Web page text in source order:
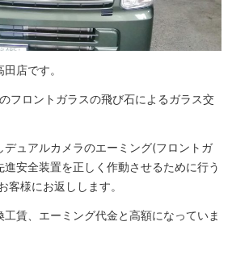
店です。
フロントガラスの飛び石によるガラス交
デュアルカメラのエーミング(フロントガ
安全装置を正しく作動させるために行う
客様にお返しします。
賃、エーミング代金と高額になっていま